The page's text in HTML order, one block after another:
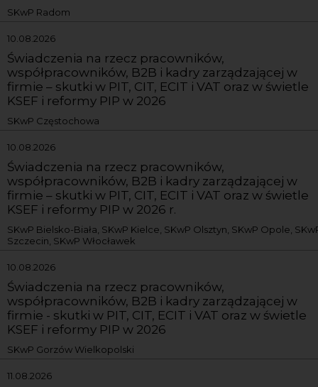
SKwP Radom
10.08.2026
Świadczenia na rzecz pracowników,
współpracowników, B2B i kadry zarządzającej w
firmie – skutki w PIT, CIT, ECIT i VAT oraz w świetle
KSEF i reformy PIP w 2026
SKwP Częstochowa
10.08.2026
Świadczenia na rzecz pracowników,
współpracowników, B2B i kadry zarządzającej w
firmie – skutki w PIT, CIT, ECIT i VAT oraz w świetle
KSEF i reformy PIP w 2026 r.
SKwP Bielsko-Biała, SKwP Kielce, SKwP Olsztyn, SKwP Opole,
Szczecin, SKwP Włocławek
10.08.2026
Świadczenia na rzecz pracowników,
współpracowników, B2B i kadry zarządzającej w
firmie - skutki w PIT, CIT, ECIT i VAT oraz w świetle
KSEF i reformy PIP w 2026
SKwP Gorzów Wielkopolski
11.08.2026